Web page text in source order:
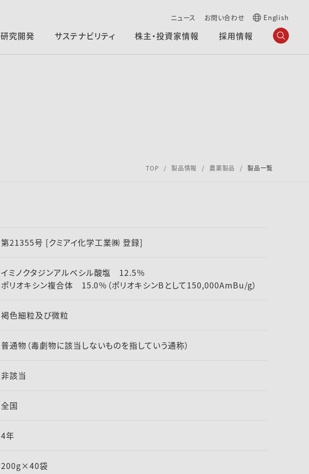
ニュース お問い合わせ English
研究開発 サステナビリティ 株主・投資家情報 採用情報
TOP 製品情報 農薬製品 製品一覧
第21355号 [クミアイ化学工業㈱ 登録]
イミノクタジンアルベシル酸塩 12.5％
ポリオキシン複合体 15.0％（ポリオキシンBとして150,000AmBu/g）
褐色細粒及び微粒
普通物（毒劇物に該当しないものを指していう通称）
非該当
全国
4年
200g×40袋